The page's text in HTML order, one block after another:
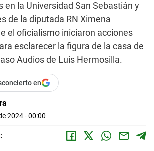
en la Universidad San Sebastián y
de la diputada RN Ximena
el oficialismo iniciaron acciones
esclarecer la figura de la casa de
Audios de Luis Hermosilla.
en
2024 - 00:00